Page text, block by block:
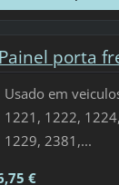
porta
Usado em
1221, 1222,
1229, 2381,...
€